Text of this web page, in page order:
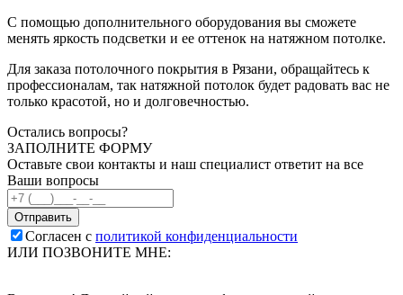
С помощью дополнительного оборудования вы сможете
менять яркость подсветки и ее оттенок на натяжном потолке.
Для заказа потолочного покрытия в Рязани, обращайтесь к
профессионалам, так натяжной потолок будет радовать вас не
только красотой, но и долговечностью.
Остались вопросы?
ЗАПОЛНИТЕ ФОРМУ
Оставьте свои контакты и наш специалист ответит на все
Ваши вопросы
Согласен с политикой конфиденциальности
ИЛИ ПОЗВОНИТЕ МНЕ: